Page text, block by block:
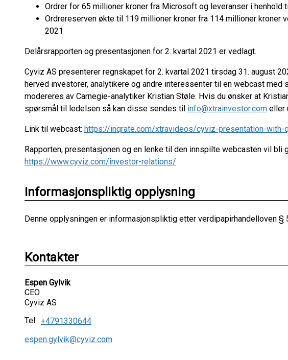
Ordrer for 65 millioner kroner fra Microsoft og leveranser i henhold
Ordrereserven økte til 119 millioner kroner fra 114 millioner kroner
2021
Delårsrapporten og presentasjonen for 2. kvartal 2021 er vedlagt.
Cyviz AS presenterer regnskapet for 2. kvartal 2021 tirsdag 31. august
herved investorer, analytikere og andre interessenter til en webcast med
modereres av Carnegie-analytiker Kristian Støle. Hvis du ønsker at
spørsmål til ledelsen så kan disse sendes til info@xtrainvestor.com eller
Link til webcast: https://inqrate.com/xtravideos/cyviz-presentation-with-
Rapporten, presentasjonen og en lenke til den innspilte webcasten vil bli
https://www.cyviz.com/investor-relations/
Informasjonspliktig opplysning
Denne opplysningen er informasjonspliktig etter verdipapirhandelloven §
Kontakter
Espen Gylvik
CEO
Cyviz AS
Tel: +4791330644
espen.gylvik@cyviz.com